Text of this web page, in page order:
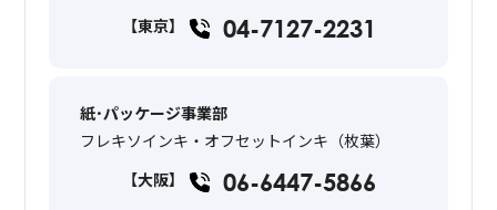
【東京】 04-7127-2231
紙･パッケージ事業部
フレキソインキ・オフセットインキ（枚葉）
【大阪】
06-6447-5866